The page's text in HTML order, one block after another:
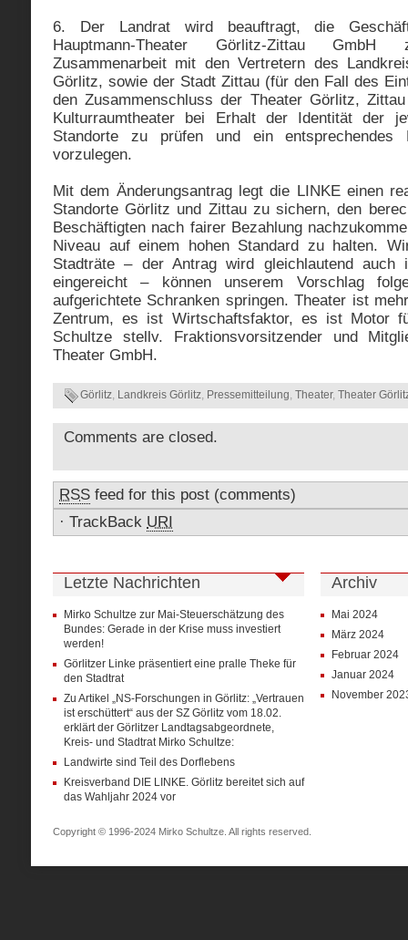
6. Der Landrat wird beauftragt, die
Hauptmann-Theater Görlitz-Zittau
Zusammenarbeit mit den Vertretern des
Görlitz, sowie der Stadt Zittau (für den Fall des
den Zusammenschluss der Theater Görlitz,
Kulturraumtheater bei Erhalt der Identität der
Standorte zu prüfen und ein entsprechendes
vorzulegen.
Mit dem Änderungsantrag legt die LINKE einen
Standorte Görlitz und Zittau zu sichern, den
Beschäftigten nach fairer Bezahlung
Niveau auf einem hohen Standard zu halten.
Stadträte – der Antrag wird gleichlautend auch
eingereicht – können unserem Vorschlag
aufgerichtete Schranken springen. Theater ist
Zentrum, es ist Wirtschaftsfaktor, es ist Motor
Schultze stellv. Fraktionsvorsitzender und
Theater GmbH.
Görlitz, Landkreis Görlitz, Pressemitteilung, Theater, Theater
Comments are closed.
RSS feed for this post (comments)
· TrackBack URI
Letzte Nachrichten
Mirko Schultze zur Mai-Steuerschätzung des
Bundes: Gerade in der Krise muss investiert
werden!
Görlitzer Linke präsentiert eine pralle Theke für
den Stadtrat
Zu Artikel „NS-Forschungen in Görlitz: „Vertrauen
ist erschüttert“ aus der SZ Görlitz vom 18.02.
erklärt der Görlitzer Landtagsabgeordnete,
Kreis- und Stadtrat Mirko Schultze:
Landwirte sind Teil des Dorflebens
Kreisverband DIE LINKE. Görlitz bereitet sich auf
das Wahljahr 2024 vor
Archiv
Mai 2024
März 2024
Februar 2024
Januar 2024
November
Copyright © 1996-2024 Mirko Schultze. All rights reserved.